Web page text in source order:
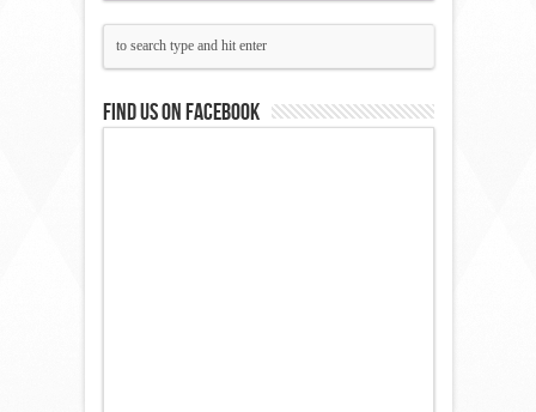
Find us on Facebook